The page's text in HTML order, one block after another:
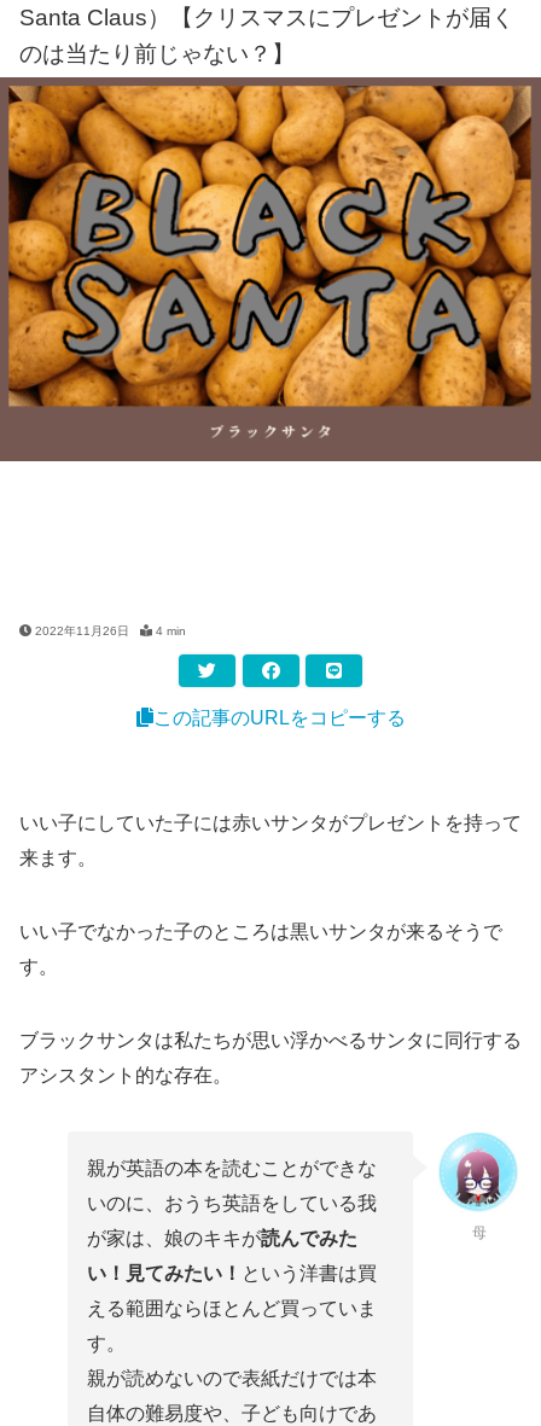
Santa Claus）【クリスマスにプレゼントが届く
のは当たり前じゃない？】
2022年11月26日 4 min
この記事のURLをコピーする
いい子にしていた子には赤いサンタがプレゼントを持って
来ます。
いい子でなかった子のところは黒いサンタが来るそうで
す。
ブラックサンタは私たちが思い浮かべるサンタに同行する
アシスタント的な存在。
親が英語の本を読むことができな
いのに、おうち英語をしている我
が家は、娘のキキが読んでみた
い！見てみたい！ という洋書は買
える範囲ならほとんど買っていま
す。
親が読めないので表紙だけでは本
自体の難易度や、子ども向けであ
母